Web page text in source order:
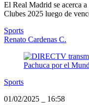
El Real Madrid se acerca
Clubes 2025 luego de
Sports
Renato Cardenas C.
Sports
01/02/2025
16:58